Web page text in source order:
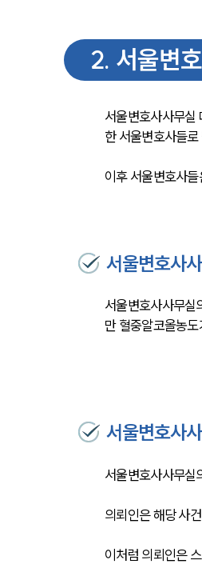
2. 서울변
서울변호사사무실
한 서울변호사들
이후 서울변호사
서울변호사
서울변호사사무실
만 혈중알코올농
서울변호사
서울변호사사무실
의뢰인은 해당 사
이처럼 의뢰인은